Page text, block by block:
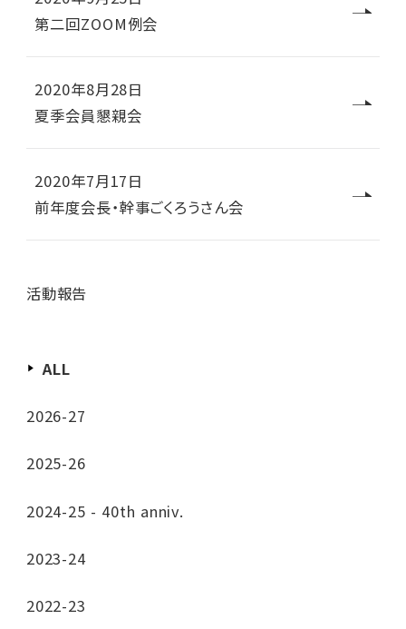
第二回ZOOM例会
2020年8月28日
夏季会員懇親会
2020年7月17日
前年度会長・幹事ごくろうさん会
活動報告
ALL
2026-27
2025-26
2024-25 - 40th anniv.
2023-24
2022-23